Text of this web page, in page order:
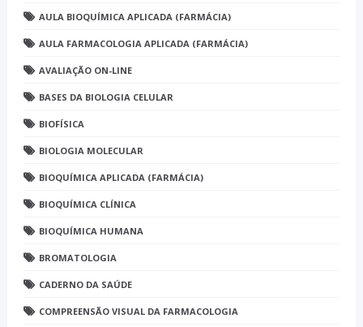
AULA BIOQUÍMICA APLICADA (FARMÁCIA)
AULA FARMACOLOGIA APLICADA (FARMÁCIA)
AVALIAÇÃO ON-LINE
BASES DA BIOLOGIA CELULAR
BIOFÍSICA
BIOLOGIA MOLECULAR
BIOQUÍMICA APLICADA (FARMÁCIA)
BIOQUÍMICA CLÍNICA
BIOQUÍMICA HUMANA
BROMATOLOGIA
CADERNO DA SAÚDE
COMPREENSÃO VISUAL DA FARMACOLOGIA